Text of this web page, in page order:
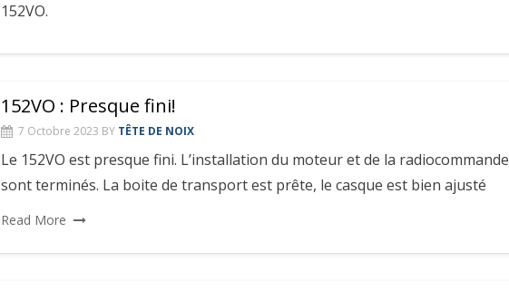
152VO.
152VO : Presque fini!
7 Octobre 2023 BY TÊTE DE NOIX
Le 152VO est presque fini. L’installation du moteur et de la radiocommande
sont terminés. La boite de transport est prête, le casque est bien ajusté
Read More